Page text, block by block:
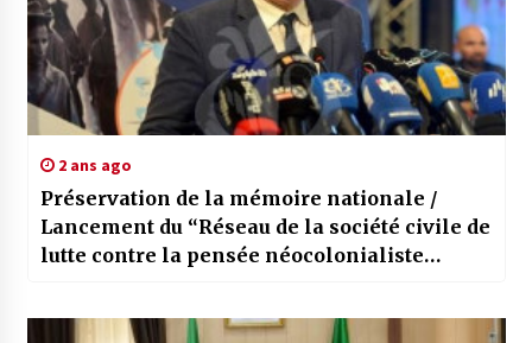
2 ans ago
Préservation de la mémoire nationale /
Lancement du “Réseau de la société civile de
lutte contre la pensée néocolonialiste